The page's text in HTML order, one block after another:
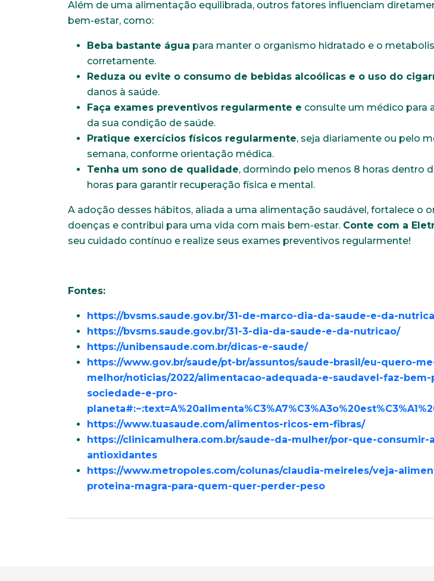
Além de uma alimentação equilibrada, outros fatores influenciam
bem-estar, como:
Beba bastante água para manter o organismo hidratado e o
corretamente.
Reduza ou evite o consumo de bebidas alcoólicas e o uso do
danos à saúde.
Faça exames preventivos regularmente e consulte um médico para
da sua condição de saúde.
Pratique exercícios físicos regularmente, seja diariamente ou pelo
semana, conforme orientação médica.
Tenha um sono de qualidade, dormindo pelo menos 8 horas dentro
horas para garantir recuperação física e mental.
A adoção desses hábitos, aliada a uma alimentação saudável, fortalece o
doenças e contribui para uma vida com mais bem-estar. Conte com a
seu cuidado contínuo e realize seus exames preventivos regularmente!
Fontes:
https://bvsms.saude.gov.br/31-de-marco-dia-da-saude-e-da-
https://bvsms.saude.gov.br/31-3-dia-da-saude-e-da-nutricao/
https://unibensaude.com.br/dicas-e-saude/
https://www.gov.br/saude/pt-br/assuntos/saude-brasil/eu-quero-
melhor/noticias/2022/alimentacao-adequada-e-saudavel-faz-bem-
sociedade-e-pro-
https://www.tuasaude.com/alimentos-ricos-em-fibras/
https://clinicamulhera.com.br/saude-da-mulher/por-que-consumir-
antioxidantes
https://www.metropoles.com/colunas/claudia-meireles/veja-
proteina-magra-para-quem-quer-perder-peso
Escolaridade
Sexo
Anexar currículo*